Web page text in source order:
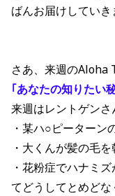
ばんお届けしていき
さあ、来週のAloha
｢あなたの知りたい
来週はレントゲンさ
・某ハ○ピーターン
・大くんが髪の毛
・花粉症でハナミ
てどうしてとめどな